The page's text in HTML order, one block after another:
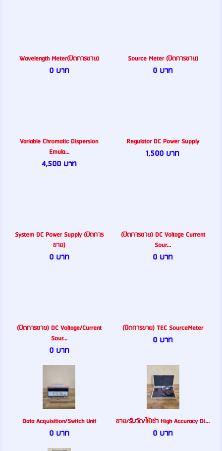
Wavelength Meter(ปิดการขาย)
0 บาท
Source Meter (ปิดการขาย)
0 บาท
Variable Chromatic Dispersion
Emula...
4,500 บาท
Regulator DC Power Supply
1,500 บาท
System DC Power Supply (ปิดการ
ขาย)
0 บาท
(ปิดการขาย) DC Voltage Current
Sour...
0 บาท
(ปิดการขาย) DC Voltage/Current
Sour...
0 บาท
(ปิดการขาย) TEC SourceMeter
0 บาท
Data Acquisition/Switch Unit
0 บาท
ขาย/รับวัด/ให้เช่า High Accuracy Di...
0 บาท